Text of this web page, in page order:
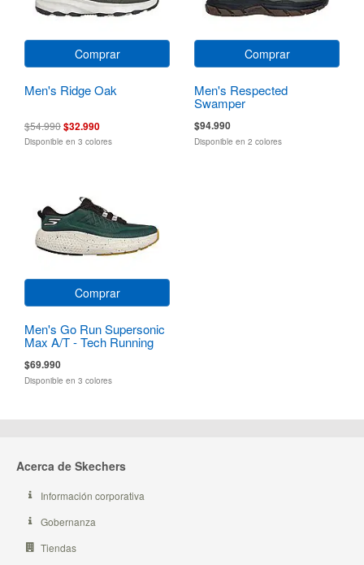
Comprar
Men's Ridge Oak
$54.990$32.990
Disponible en 3 colores
Comprar
Men's Respected
Swamper
$94.990
Disponible en 2 colores
Comprar
Men's Go Run Supersonic
Max A/T - Tech Running
$69.990
Disponible en 3 colores
Acerca de Skechers
Información corporativa
Gobernanza
Tiendas